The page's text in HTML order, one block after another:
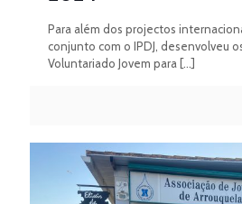
Para além dos projectos
conjunto com o IPDJ, desenvolveu
Voluntariado Jovem para […]